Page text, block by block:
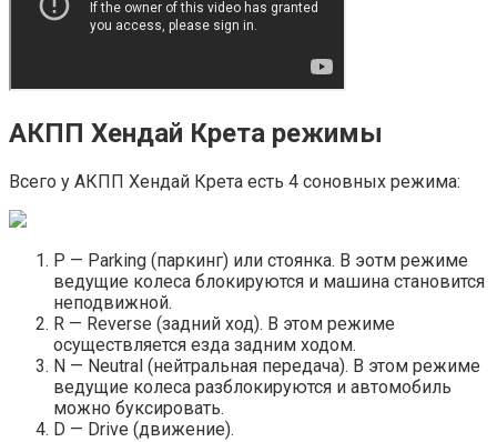
АКПП Хендай Крета режимы
Всего у АКПП Хендай Крета есть 4 соновных режима:
P — Parking (паркинг) или стоянка. В эотм режиме
ведущие колеса блокируются и машина становится
неподвижной.
R — Reverse (задний ход). В этом режиме
осуществляется езда задним ходом.
N — Neutral (нейтральная передача). В этом режиме
ведущие колеса разблокируются и автомобиль
можно буксировать.
D — Drive (движение).